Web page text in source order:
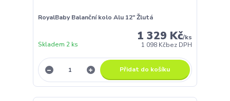
RoyalBaby Balanční kolo Alu 12" Žlutá
1 329 Kč/ks
1 098 Kčbez DPH
Skladem 2 ks
Přidat do košíku